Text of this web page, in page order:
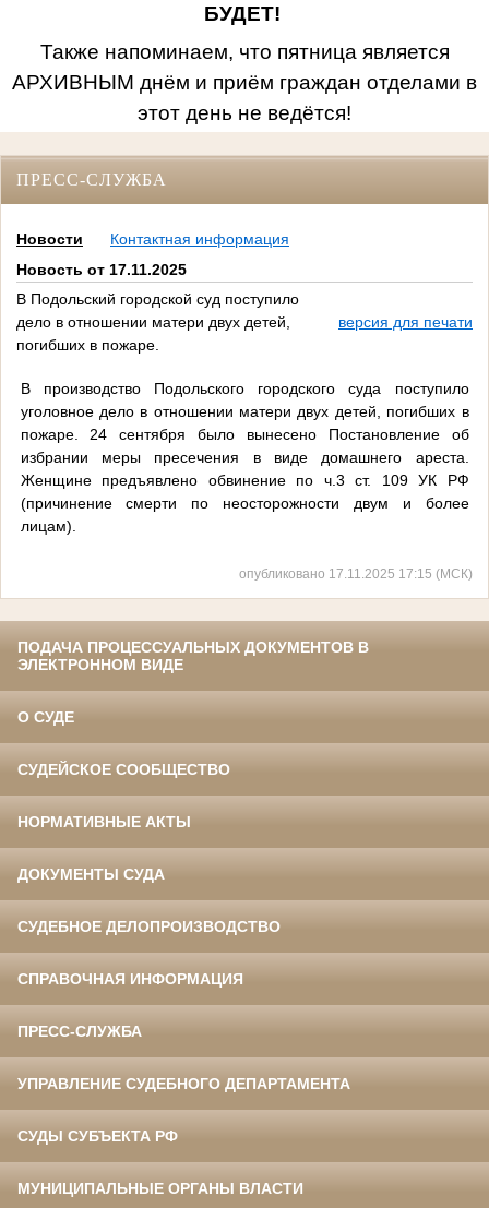
БУДЕТ!
Также напоминаем, что пятница является
АРХИВНЫМ днём и приём граждан отделами в
этот день не ведётся!
ПРЕСС-СЛУЖБА
Новости
Контактная информация
Новость от 17.11.2025
В Подольский городской суд поступило
дело в отношении матери двух детей,
погибших в пожаре.
версия для печати
В производство Подольского городского суда поступило
уголовное дело в отношении матери двух детей, погибших в
пожаре. 24 сентября было вынесено Постановление об
избрании меры пресечения в виде домашнего ареста.
Женщине предъявлено обвинение по ч.3 ст. 109 УК РФ
(причинение смерти по неосторожности двум и более
лицам).
опубликовано 17.11.2025 17:15 (МСК)
ПОДАЧА ПРОЦЕССУАЛЬНЫХ ДОКУМЕНТОВ В
ЭЛЕКТРОННОМ ВИДЕ
О СУДЕ
СУДЕЙСКОЕ СООБЩЕСТВО
НОРМАТИВНЫЕ АКТЫ
ДОКУМЕНТЫ СУДА
СУДЕБНОЕ ДЕЛОПРОИЗВОДСТВО
СПРАВОЧНАЯ ИНФОРМАЦИЯ
ПРЕСС-СЛУЖБА
УПРАВЛЕНИЕ СУДЕБНОГО ДЕПАРТАМЕНТА
СУДЫ СУБЪЕКТА РФ
МУНИЦИПАЛЬНЫЕ ОРГАНЫ ВЛАСТИ